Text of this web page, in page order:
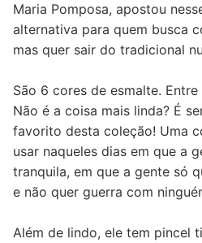
Maria Pomposa, apostou
alternativa para quem busca
mas quer sair do tradicional
São 6 cores de esmalte.
Não é a coisa mais linda? É
favorito desta coleção! Uma
usar naqueles dias em que a
tranquila, em que a gente só
e não quer guerra com
Além de lindo, ele tem pincel